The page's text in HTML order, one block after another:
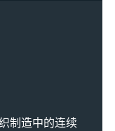
制造中的连续